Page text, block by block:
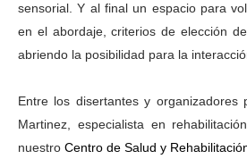
sensorial. Y al final un espacio para
en el abordaje, criterios de elección
abriendo la posibilidad para la
Entre los disertantes y organizadores
Martinez, especialista en
nuestro Centro de Salud y